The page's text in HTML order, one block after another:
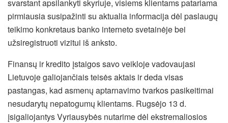
svarstant apsilankyti skyriuje, visiems klientams patariama
pirmiausia susipažinti su aktualia informacija dėl paslaugų
teikimo konkretaus banko interneto svetainėje bei
užsiregistruoti vizitui iš anksto.
Finansų ir kredito įstaigos savo veikloje vadovaujasi
Lietuvoje galiojančiais teisės aktais ir deda visas
pastangas, kad asmenų aptarnavimo tvarkos pasikeitimai
nesudarytų nepatogumų klientams. Rugsėjo 13 d.
įsigaliojantys Vyriausybės nutarime dėl ekstremaliosios